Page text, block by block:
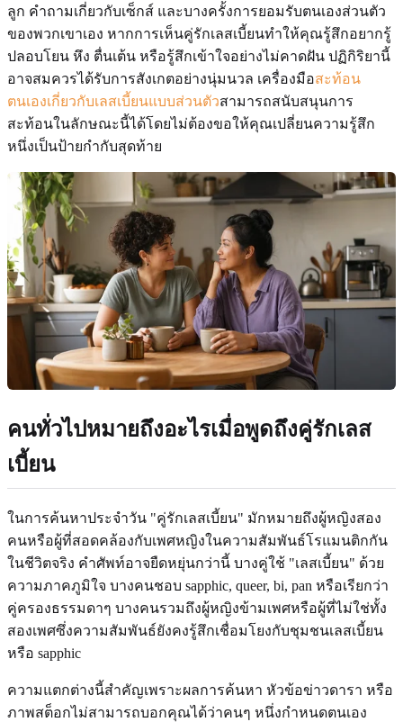
ลูก คำถามเกี่ยวกับเซ็กส์ และบางครั้งการยอมรับตนเองส่วนตัว
ของพวกเขาเอง หากการเห็นคู่รักเลสเบี้ยนทำให้คุณรู้สึกอยากรู้
ปลอบโยน หึง ตื่นเต้น หรือรู้สึกเข้าใจอย่างไม่คาดฝัน ปฏิกิริยานี้
อาจสมควรได้รับการสังเกตอย่างนุ่มนวล เครื่องมือสะท้อน
ตนเองเกี่ยวกับเลสเบี้ยนแบบส่วนตัวสามารถสนับสนุนการ
สะท้อนในลักษณะนี้ได้โดยไม่ต้องขอให้คุณเปลี่ยนความรู้สึก
หนึ่งเป็นป้ายกำกับสุดท้าย
คนทั่วไปหมายถึงอะไรเมื่อพูดถึงคู่รักเลส
เบี้ยน
ในการค้นหาประจำวัน "คู่รักเลสเบี้ยน" มักหมายถึงผู้หญิงสอง
คนหรือผู้ที่สอดคล้องกับเพศหญิงในความสัมพันธ์โรแมนติกกัน
ในชีวิตจริง คำศัพท์อาจยืดหยุ่นกว่านี้ บางคู่ใช้ "เลสเบี้ยน" ด้วย
ความภาคภูมิใจ บางคนชอบ sapphic, queer, bi, pan หรือเรียกว่า
คู่ครองธรรมดาๆ บางคนรวมถึงผู้หญิงข้ามเพศหรือผู้ที่ไม่ใช่ทั้ง
สองเพศซึ่งความสัมพันธ์ยังคงรู้สึกเชื่อมโยงกับชุมชนเลสเบี้ยน
หรือ sapphic
ความแตกต่างนี้สำคัญเพราะผลการค้นหา หัวข้อข่าวดารา หรือ
ภาพสต็อกไม่สามารถบอกคุณได้ว่าคนๆ หนึ่งกำหนดตนเอง